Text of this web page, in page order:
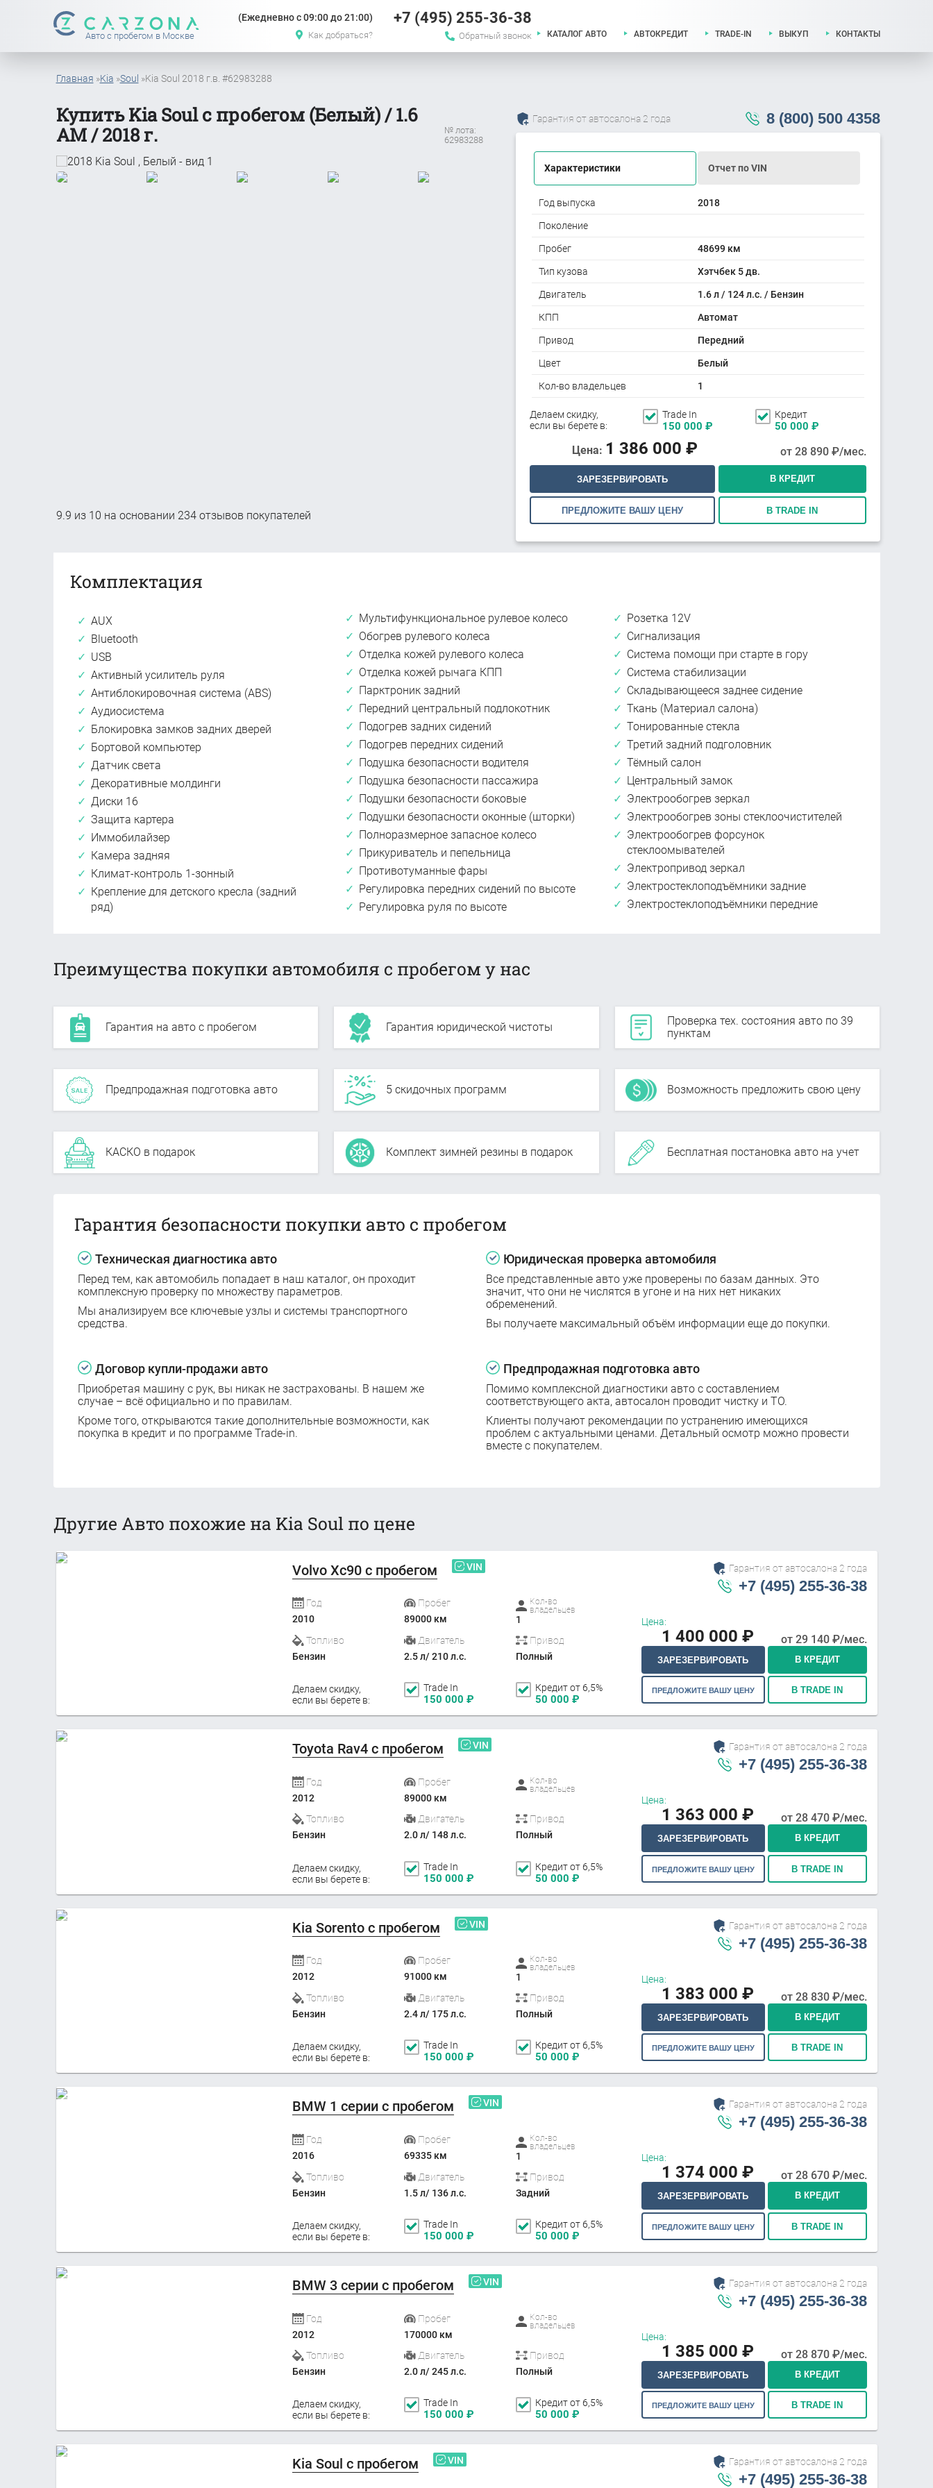
Авто с пробегом в Москве
(Ежедневно с 09:00 до 21:00)
Как добраться?
+7 (495) 255-36-38
Обратный звонок КАТАЛОГ АВТО АВТОКРЕДИТ TRADE-IN ВЫКУП КОНТАКТЫ
Главная »Kia »Soul »Kia Soul 2018 г.в. #62983288
Купить Kia Soul с пробегом (Белый) / 1.6
АМ / 2018 г.
№ лота:
62983288
9.9 из 10 на основании 234отзывов покупателей
Гарантия от автосалона 2 года 8 (800) 500 4358
Характеристики Отчет по VIN
Год выпуска 2018
Поколение
Пробег 48699 км
Тип кузова Хэтчбек 5 дв.
Двигатель 1.6 л / 124 л.с. / Бензин
КПП Автомат
Привод Передний
Цвет Белый
Кол-во владельцев 1
Делаем скидку,
если вы берете в:
Trade In
150 000 ₽
Кредит
50 000 ₽
Цена: 1 386 000 ₽ от 28 890₽/мес.
ЗАРЕЗЕРВИРОВАТЬ В КРЕДИТ
ПРЕДЛОЖИТЕ ВАШУ ЦЕНУ В TRADE IN
Комплектация
AUX
Bluetooth
USB
Активный усилитель руля
Антиблокировочная система (ABS)
Аудиосистема
Блокировка замков задних дверей
Бортовой компьютер
Датчик света
Декоративные молдинги
Диски 16
Защита картера
Иммобилайзер
Камера задняя
Климат-контроль 1-зонный
Крепление для детского кресла (задний
ряд)
Мультифункциональное рулевое колесо
Обогрев рулевого колеса
Отделка кожей рулевого колеса
Отделка кожей рычага КПП
Парктроник задний
Передний центральный подлокотник
Подогрев задних сидений
Подогрев передних сидений
Подушка безопасности водителя
Подушка безопасности пассажира
Подушки безопасности боковые
Подушки безопасности оконные (шторки)
Полноразмерное запасное колесо
Прикуриватель и пепельница
Противотуманные фары
Регулировка передних сидений по высоте
Регулировка руля по высоте
Розетка 12V
Сигнализация
Система помощи при старте в гору
Система стабилизации
Складывающееся заднее сидение
Ткань (Материал салона)
Тонированные стекла
Третий задний подголовник
Тёмный салон
Центральный замок
Электрообогрев зеркал
Электрообогрев зоны стеклоочистителей
Электрообогрев форсунок
стеклоомывателей
Электропривод зеркал
Электростеклоподъёмники задние
Электростеклоподъёмники передние
Преимущества покупки автомобиля с пробегом у нас
Гарантия на авто с пробегом Гарантия юридической чистоты
Проверка тех. состояния авто по 39
пунктам
Предпродажная подготовка авто 5 скидочных программ Возможность предложить свою цену
КАСКО в подарок Комплект зимней резины в подарок Бесплатная постановка авто на учет
Гарантия безопасности покупки авто с пробегом
Техническая диагностика авто
Перед тем, как автомобиль попадает в наш каталог, он проходит
комплексную проверку по множеству параметров.
Мы анализируем все ключевые узлы и системы транспортного
средства.
Юридическая проверка автомобиля
Все представленные авто уже проверены по базам данных. Это
значит, что они не числятся в угоне и на них нет никаких
обременений.
Вы получаете максимальный объём информации еще до покупки.
Договор купли-продажи авто
Приобретая машину с рук, вы никак не застрахованы. В нашем же
случае – всё официально и по правилам.
Кроме того, открываются такие дополнительные возможности, как
покупка в кредит и по программе Trade-in.
Предпродажная подготовка авто
Помимо комплексной диагностики авто с составлением
соответствующего акта, автосалон проводит чистку и ТО.
Клиенты получают рекомендации по устранению имеющихся
проблем с актуальными ценами. Детальный осмотр можно провести
вместе с покупателем.
Другие Авто похожие на Kia Soul по цене
Volvo Xc90 с пробегом VIN
Год
2010
Пробег
89000 км
Кол-во
владельцев
1
Топливо
Бензин
Двигатель
2.5 л/ 210 л.с.
Привод
Полный
Делаем скидку,
если вы берете в:
Trade In
150 000 ₽
Кредит от 6,5%
50 000 ₽
Гарантия от автосалона 2 года
+7 (495) 255-36-38
Цена:
1 400 000 ₽ от 29 140₽/мес.
ЗАРЕЗЕРВИРОВАТЬ В КРЕДИТ
ПРЕДЛОЖИТЕ ВАШУ ЦЕНУ В TRADE IN
Toyota Rav4 с пробегом VIN
Год
2012
Пробег
89000 км
Кол-во
владельцев
Топливо
Бензин
Двигатель
2.0 л/ 148 л.с.
Привод
Полный
Делаем скидку,
если вы берете в:
Trade In
150 000 ₽
Кредит от 6,5%
50 000 ₽
Гарантия от автосалона 2 года
+7 (495) 255-36-38
Цена:
1 363 000 ₽ от 28 470₽/мес.
ЗАРЕЗЕРВИРОВАТЬ В КРЕДИТ
ПРЕДЛОЖИТЕ ВАШУ ЦЕНУ В TRADE IN
Kia Sorento с пробегом VIN
Год
2012
Пробег
91000 км
Кол-во
владельцев
1
Топливо
Бензин
Двигатель
2.4 л/ 175 л.с.
Привод
Полный
Делаем скидку,
если вы берете в:
Trade In
150 000 ₽
Кредит от 6,5%
50 000 ₽
Гарантия от автосалона 2 года
+7 (495) 255-36-38
Цена:
1 383 000 ₽ от 28 830₽/мес.
ЗАРЕЗЕРВИРОВАТЬ В КРЕДИТ
ПРЕДЛОЖИТЕ ВАШУ ЦЕНУ В TRADE IN
BMW 1 серии с пробегом VIN
Год
2016
Пробег
69335 км
Кол-во
владельцев
1
Топливо
Бензин
Двигатель
1.5 л/ 136 л.с.
Привод
Задний
Делаем скидку,
если вы берете в:
Trade In
150 000 ₽
Кредит от 6,5%
50 000 ₽
Гарантия от автосалона 2 года
+7 (495) 255-36-38
Цена:
1 374 000 ₽ от 28 670₽/мес.
ЗАРЕЗЕРВИРОВАТЬ В КРЕДИТ
ПРЕДЛОЖИТЕ ВАШУ ЦЕНУ В TRADE IN
BMW 3 серии с пробегом VIN
Год
2012
Пробег
170000 км
Кол-во
владельцев
Топливо
Бензин
Двигатель
2.0 л/ 245 л.с.
Привод
Полный
Делаем скидку,
если вы берете в:
Trade In
150 000 ₽
Кредит от 6,5%
50 000 ₽
Гарантия от автосалона 2 года
+7 (495) 255-36-38
Цена:
1 385 000 ₽ от 28 870₽/мес.
ЗАРЕЗЕРВИРОВАТЬ В КРЕДИТ
ПРЕДЛОЖИТЕ ВАШУ ЦЕНУ В TRADE IN
Kia Soul с пробегом VIN Гарантия от автосалона 2 года
+7 (495) 255-36-38